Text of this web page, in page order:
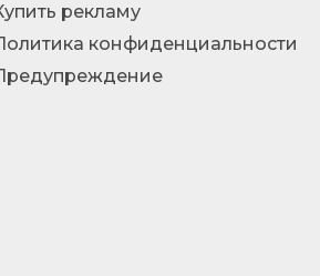
рекламу
конфиденциальности